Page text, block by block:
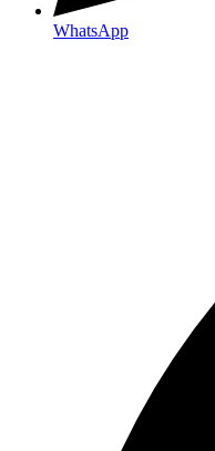
WhatsApp